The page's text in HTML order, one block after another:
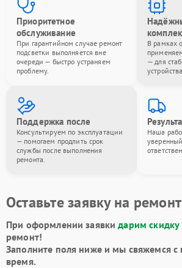
Приоритетное
обслуживание
При гарантийном случае ремонт
подсветки выполняется вне
очереди — быстро устраняем
проблему.
В рамках
— для
Поддержка после
Консультируем по эксплуатации
— помогаем продлить срок
службы после выполнения
ремонта.
Наша
Оставьте заявку на ремонт
При оформлении заявкидарим скидку
ремонт!
Заполните поля ниже и мы свяжемся
время.